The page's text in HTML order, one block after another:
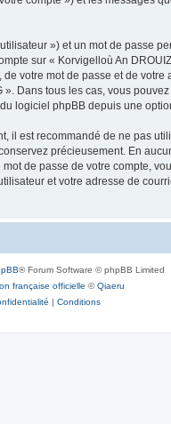
») et un mot de passe
sur « Korvigelloù An
votre mot de passe et de
Dans tous les cas, vous
logiciel phpBB depuis une
est recommandé de ne pas
précieusement. En
de passe de votre compte,
et votre adresse de
® Forum Software © phpBB Limited
française officielle ©Qiaeru
| Conditions